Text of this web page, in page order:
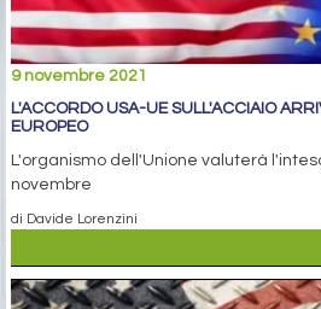
9 novembre 2021
L'ACCORDO USA-UE SULL'ACCIAIO
EUROPEO
L'organismo dell'Unione valuterà
novembre
di Davide Lorenzini